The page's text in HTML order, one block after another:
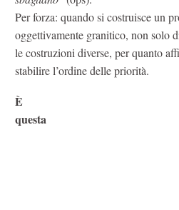
Per forza: quando si costruisce un
oggettivamente granitico, non solo
le costruzioni diverse, per quanto
stabilire l’ordine delle priorità.
È
questa